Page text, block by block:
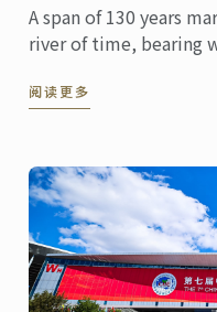
A span of 130 years
river of time, bearing
阅读更多